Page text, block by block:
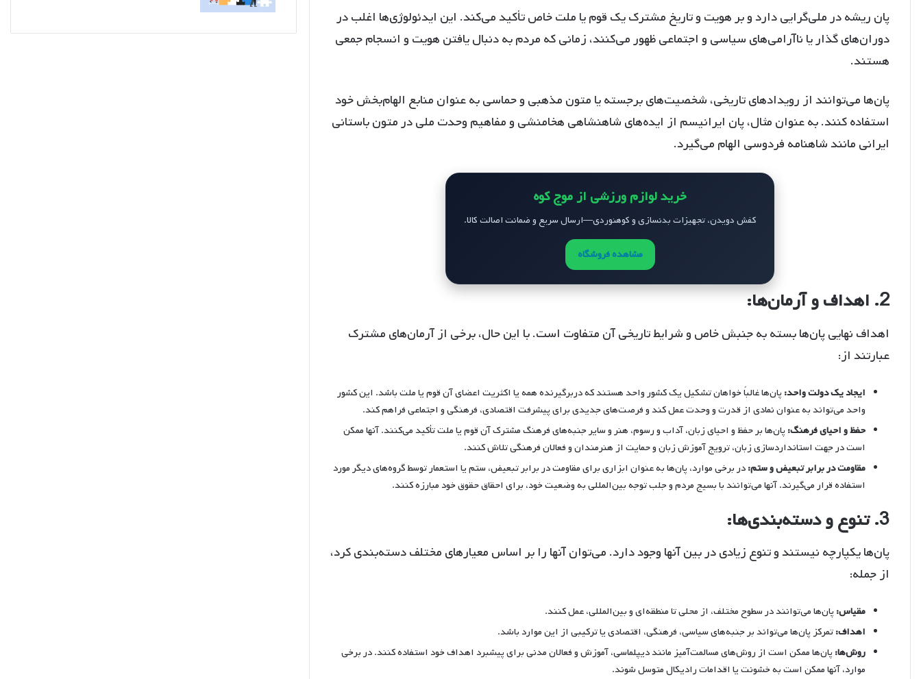
پان ریشه در ملی‌گرایی دارد و بر هویت و تاریخ مشترک یک قوم یا ملت خاص تأکید می‌کند. این ایدئولوژی‌ها اغلب در
دوران‌های گذار یا ناآرامی‌های سیاسی و اجتماعی ظهور می‌کنند، زمانی که مردم به دنبال یافتن هویت و انسجام جمعی
هستند.
پان‌ها می‌توانند از رویدادهای تاریخی، شخصیت‌های برجسته یا متون مذهبی و حماسی به عنوان منابع الهام‌بخش خود
استفاده کنند. به عنوان مثال، پان ایرانیسم از ایده‌های شاهنشاهی هخامنشی و مفاهیم وحدت ملی در متون باستانی
ایرانی مانند شاهنامه فردوسی الهام می‌گیرد.
خرید لوازم ورزشی از موج کوه
کفش دویدن، تجهیزات بدنسازی و کوهنوردی—ارسال سریع و ضمانت اصالت کالا.
مشاهده فروشگاه
2. اهداف و آرمان‌ها:
اهداف نهایی پان‌ها بسته به جنبش خاص و شرایط تاریخی آن متفاوت است. با این حال، برخی از آرمان‌های مشترک
عبارتند از:
ایجاد یک دولت واحد: پان‌ها غالباً خواهان تشکیل یک کشور واحد هستند که دربرگیرنده همه یا اکثریت اعضای آن قوم یا ملت باشد. این کشور
واحد می‌تواند به عنوان نمادی از قدرت و وحدت عمل کند و فرصت‌های جدیدی برای پیشرفت اقتصادی، فرهنگی و اجتماعی فراهم کند.
حفظ و احیای فرهنگ: پان‌ها بر حفظ و احیای زبان، آداب و رسوم، هنر و سایر جنبه‌های فرهنگ مشترک آن قوم یا ملت تأکید می‌کنند. آنها ممکن
است در جهت استانداردسازی زبان، ترویج آموزش زبان و حمایت از هنرمندان و فعالان فرهنگی تلاش کنند.
مقاومت در برابر تبعیض و ستم:در برخی موارد، پان‌ها به عنوان ابزاری برای مقاومت در برابر تبعیض، ستم یا استعمار توسط گروه‌های دیگر مورد
استفاده قرار می‌گیرند. آنها می‌توانند با بسیج مردم و جلب توجه بین‌المللی به وضعیت خود، برای احقاق حقوق خود مبارزه کنند.
3. تنوع و دسته‌بندی‌ها:
پان‌ها یکپارچه نیستند و تنوع زیادی در بین آنها وجود دارد. می‌توان آنها را بر اساس معیارهای مختلف دسته‌بندی کرد،
از جمله:
مقیاس: پان‌ها می‌توانند در سطوح مختلف، از محلی تا منطقه‌ای و بین‌المللی، عمل کنند.
اهداف:تمرکز پان‌ها می‌تواند بر جنبه‌های سیاسی، فرهنگی، اقتصادی یا ترکیبی از این موارد باشد.
روش‌ها: پان‌ها ممکن است از روش‌های مسالمت‌آمیز مانند دیپلماسی، آموزش و فعالان مدنی برای پیشبرد اهداف خود استفاده کنند. در برخی
موارد، آنها ممکن است به خشونت یا اقدامات رادیکال متوسل شوند.